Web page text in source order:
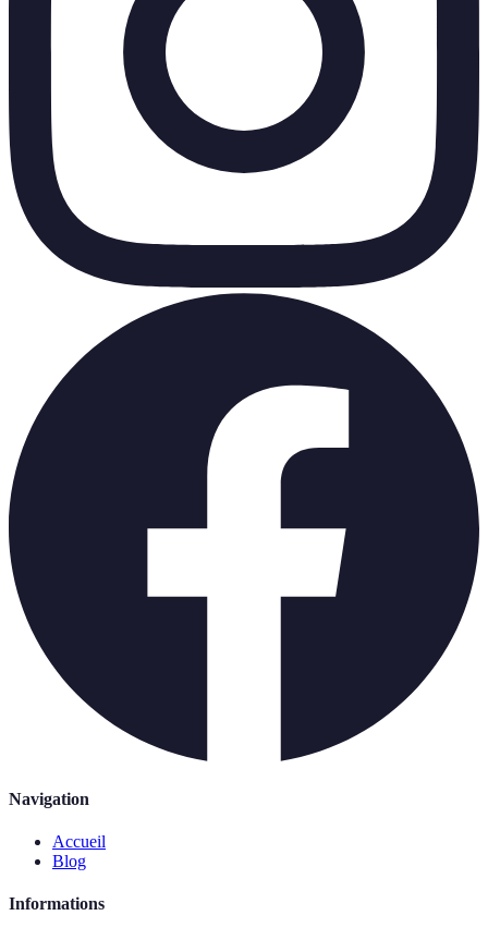
Navigation
Accueil
Blog
Informations